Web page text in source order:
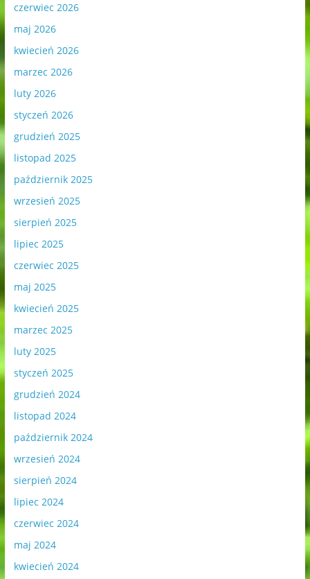
czerwiec 2026
maj 2026
kwiecień 2026
marzec 2026
luty 2026
styczeń 2026
grudzień 2025
listopad 2025
październik 2025
wrzesień 2025
sierpień 2025
lipiec 2025
czerwiec 2025
maj 2025
kwiecień 2025
marzec 2025
luty 2025
styczeń 2025
grudzień 2024
listopad 2024
październik 2024
wrzesień 2024
sierpień 2024
lipiec 2024
czerwiec 2024
maj 2024
kwiecień 2024